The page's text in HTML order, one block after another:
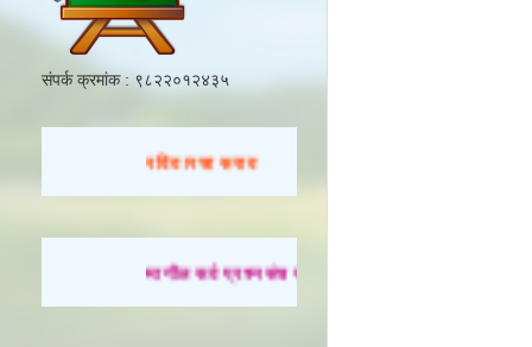
संपर्क क्रमांक : ९८२२०१२४३५
रविवारचा सराव
मागील सर्व प्रश्नसंच सोडवण्यासाठी येथे क्लिक करा.